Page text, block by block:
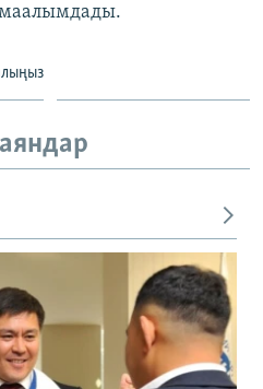
маалымдады.